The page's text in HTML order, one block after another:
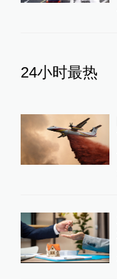
24小时最热